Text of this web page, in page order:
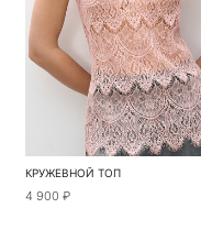
КРУЖЕВНОЙ ТОП
4 900 ₽